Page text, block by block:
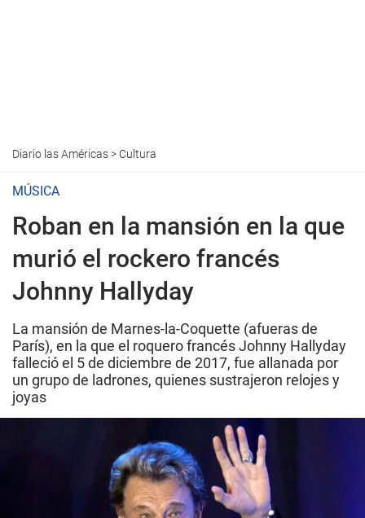
Diario las Américas> Cultura
MÚSICA
Roban en la mansión en la que
murió el rockero francés
Johnny Hallyday
La mansión de Marnes-la-Coquette (afueras de
París), en la que el roquero francés Johnny Hallyday
falleció el 5 de diciembre de 2017, fue allanada por
un grupo de ladrones, quienes sustrajeron relojes y
joyas